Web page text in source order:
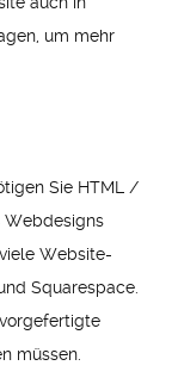
um mehr
Sie HTML /
Webdesigns
Website-
Squarespace.
müssen.